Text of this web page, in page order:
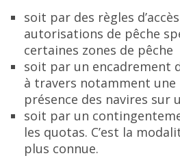
soit par des règles
autorisations de pêche
certaines zones de pêche
soit par un encadrement
à travers notamment
présence des navires sur
soit par un
les quotas. C’est la
plus connue.